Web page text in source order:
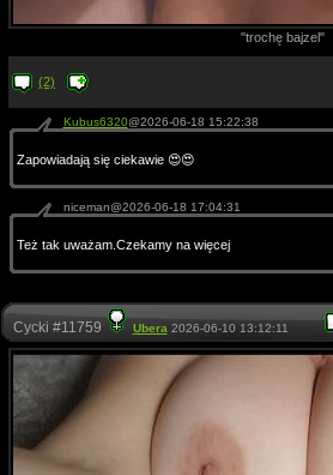
"trochę bajzel"
(2)
Kubus6320@2026-06-18 15:22:38
Zapowiadają się ciekawie 😍😍
niceman@2026-06-18 17:04:31
Też tak uważam.Czekamy na więcej
Cycki #11759 Ubera 2026-06-10 13:12:11